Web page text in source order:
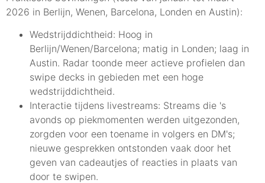
2026 in Berlijn, Wenen, Barcelona, Londen en Austin):
Wedstrijddichtheid: Hoog in
Berlijn/Wenen/Barcelona; matig in Londen; laag in
Austin. Radar toonde meer actieve profielen dan
swipe decks in gebieden met een hoge
wedstrijddichtheid.
Interactie tijdens livestreams: Streams die 's
avonds op piekmomenten werden uitgezonden,
zorgden voor een toename in volgers en DM's;
nieuwe gesprekken ontstonden vaak door het
geven van cadeautjes of reacties in plaats van
door te swipen.